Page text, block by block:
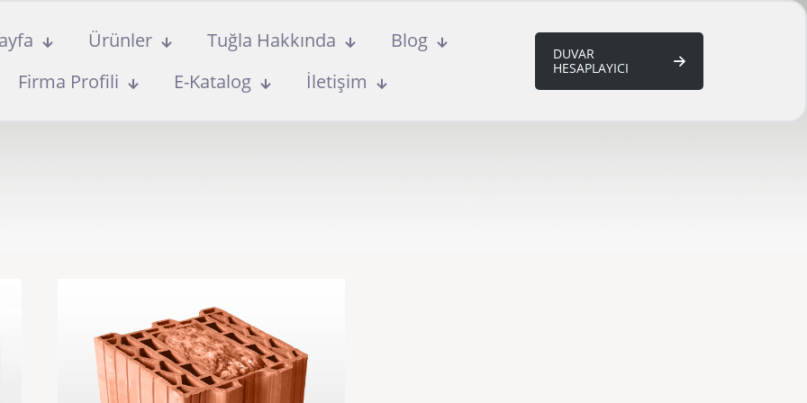
Ürünler Tuğla Hakkında
Blog
Firma Profili
E-Katalog İletişim
DUVAR
HESAPLAYICI